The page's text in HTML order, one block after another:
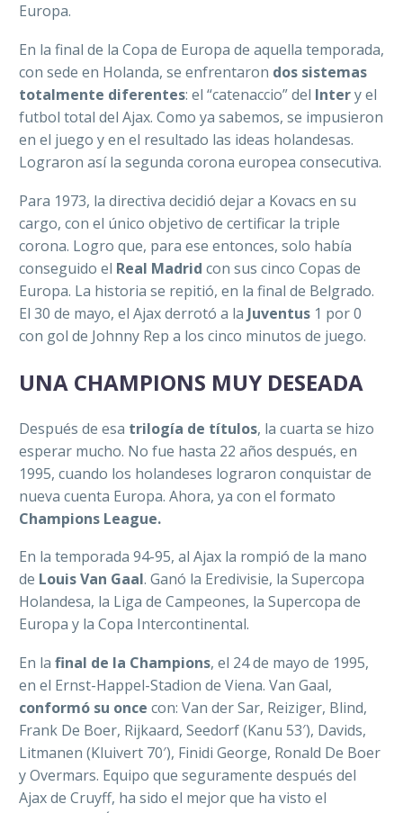
Europa.
En la final de la Copa de Europa de aquella temporada,
con sede en Holanda, se enfrentaron dos sistemas
totalmente diferentes: el “catenaccio” del Intery el
futbol total del Ajax. Como ya sabemos, se impusieron
en el juego y en el resultado las ideas holandesas.
Lograron así la segunda corona europea consecutiva.
Para 1973, la directiva decidió dejar a Kovacs en su
cargo, con el único objetivo de certificar la triple
corona. Logro que, para ese entonces, solo había
conseguido el Real Madrid con sus cinco Copas de
Europa. La historia se repitió, en la final de Belgrado.
El 30 de mayo, el Ajax derrotó a la Juventus 1 por 0
con gol de Johnny Rep a los cinco minutos de juego.
UNA CHAMPIONS MUY DESEADA
Después de esa trilogía de títulos, la cuarta se hizo
esperar mucho. No fue hasta 22 años después, en
1995, cuando los holandeses lograron conquistar de
nueva cuenta Europa. Ahora, ya con el formato
Champions League.
En la temporada 94-95, al Ajax la rompió de la mano
de Louis Van Gaal. Ganó la Eredivisie, la Supercopa
Holandesa, la Liga de Campeones, la Supercopa de
Europa y la Copa Intercontinental.
En la final de la Champions, el 24 de mayo de 1995,
en el Ernst-Happel-Stadion de Viena. Van Gaal,
conformó su once con: Van der Sar, Reiziger, Blind,
Frank De Boer, Rijkaard, Seedorf (Kanu 53′), Davids,
Litmanen (Kluivert 70′), Finidi George, Ronald De Boer
y Overmars. Equipo que seguramente después del
Ajax de Cruyff, ha sido el mejor que ha visto el